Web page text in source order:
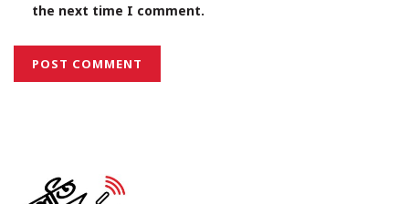
the next time I comment.